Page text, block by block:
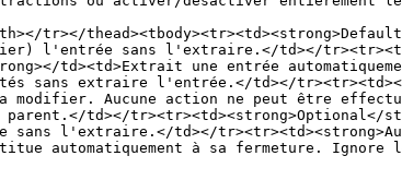
th></tr></
l'entrée sans l'extraire.</td></
td><td>Extrait une entrée
sans extraire l'entrée.</td></
Aucune action ne peut être
td></
l'extraire.</td></
automatiquement à sa fermeture.